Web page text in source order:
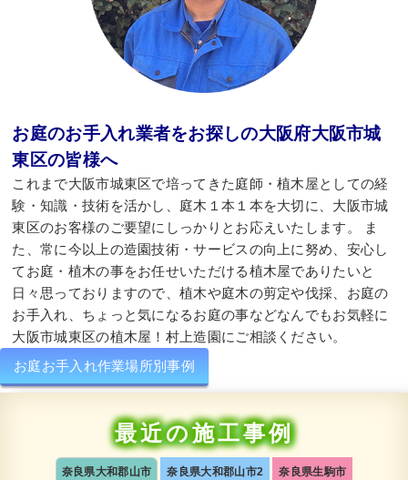
お庭のお手入れ業者をお探しの大阪府大阪市城
東区の皆様へ
これまで大阪市城東区で培ってきた庭師・植木屋としての経
験・知識・技術を活かし、庭木１本１本を大切に、大阪市城
東区のお客様のご要望にしっかりとお応えいたします。 ま
た、常に今以上の造園技術・サービスの向上に努め、安心し
てお庭・植木の事をお任せいただける植木屋でありたいと
日々思っておりますので、植木や庭木の剪定や伐採、お庭の
お手入れ、ちょっと気になるお庭の事などなんでもお気軽に
大阪市城東区の植木屋！村上造園にご相談ください。
お庭お手入れ作業場所別事例
最近の施工事例
奈良県大和郡山市 奈良県大和郡山市2 奈良県生駒市